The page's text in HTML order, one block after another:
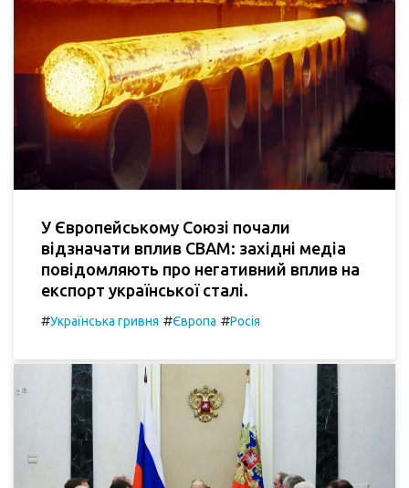
У Європейському Союзі почали
відзначати вплив CBAM: західні медіа
повідомляють про негативний вплив на
експорт української сталі.
#Українська гривня #Європа #Росія